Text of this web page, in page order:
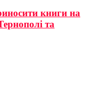
книги на
та